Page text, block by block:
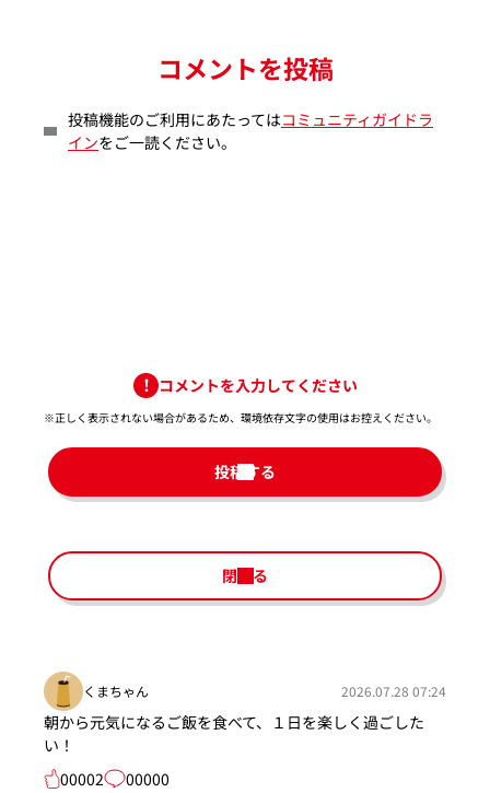
コメントを投稿
投稿機能のご利用にあたってはコミュニティガイドラ
インをご一読ください。
コメントを入力してください
※正しく表示されない場合があるため、環境依存文字の使用はお控えください。​
投稿する
閉じる
くまちゃん 2026.07.28 07:24
朝から元気になるご飯を食べて、１日を楽しく過ごした
い！
00002
00000